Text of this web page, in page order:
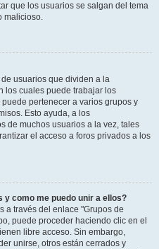
que los usuarios se salgan del tema
malicioso.
usuarios que dividen a la
los cuales puede trabajar los
pertenecer a varios grupos y
Esto ayuda, a los
de muchos usuarios a la vez, tales
el acceso a foros privados a los
y como me puedo unir a ellos?
a través del enlace "Grupos de
puede proceder haciendo clic en el
libre acceso. Sin embargo,
unirse, otros están cerrados y